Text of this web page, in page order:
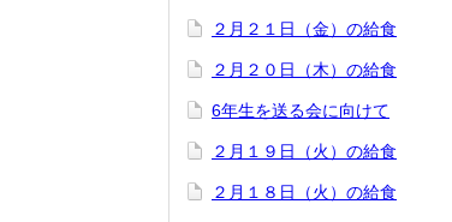
２月２１日（金）の給食
２月２０日（木）の給食
6年生を送る会に向けて
２月１９日（火）の給食
２月１８日（火）の給食